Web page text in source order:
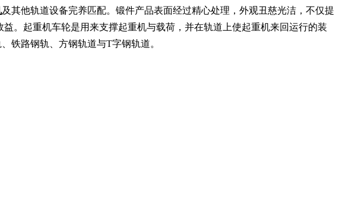
及其他轨道设备完养匹配。锻件产品表面经过精心处理，外观丑慈光洁，不仅提
。起重机车轮是用来支撑起重机与载荷，并在轨道上使起重机来回运行的装
铁路钢轨、方钢轨道与T字钢轨道。